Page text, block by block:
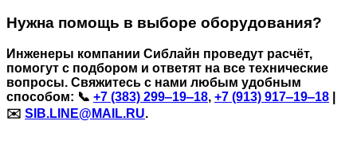
Нужна помощь в выборе оборудования?
Инженеры компании Сиблайн проведут расчёт,
помогут с подбором и ответят на все технические
вопросы. Свяжитесь с нами любым удобным
способом: 📞 +7 (383) 299‒19‒18, +7 (913) 917‒19‒18
✉️ SIB.LINE@MAIL.RU.